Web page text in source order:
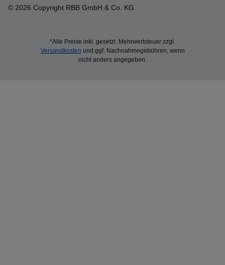
© 2026 Copyright RBB GmbH & Co. KG
*Alle Preise inkl. gesetzl. Mehrwertsteuer zzgl.
Versandkosten und ggf. Nachnahmegebühren, wenn
nicht anders angegeben.